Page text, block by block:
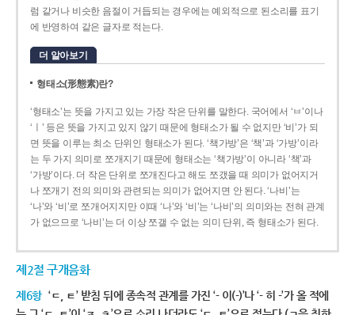
럼 같거나 비슷한 음절이 거듭되는 경우에는 예외적으로 된소리를 표기
에 반영하여 같은 글자로 적는다.
더 알아보기
형태소(形態素)란?
‘형태소’는 뜻을 가지고 있는 가장 작은 단위를 말한다. 국어에서 ‘ㅂ’이나
‘ㅣ’ 등은 뜻을 가지고 있지 않기 때문에 형태소가 될 수 없지만 ‘비’가 되
면 뜻을 이루는 최소 단위인 형태소가 된다. ‘책가방’은 ‘책’과 ‘가방’이라
는 두 가지 의미로 쪼개지기 때문에 형태소는 ‘책가방’이 아니라 ‘책’과
‘가방’이다. 더 작은 단위로 쪼개진다고 해도 쪼갰을 때 의미가 없어지거
나 쪼개기 전의 의미와 관련되는 의미가 없어지면 안 된다. ‘나비’는
‘나’와 ‘비’로 쪼개어지지만 이때 ‘나’와 ‘비’는 ‘나비’의 의미와는 전혀 관계
가 없으므로 ‘나비’는 더 이상 쪼갤 수 없는 의미 단위, 즉 형태소가 된다.
제2절 구개음화
제6항 ‘ㄷ, ㅌ’ 받침 뒤에 종속적 관계를 가진 ‘- 이(-)’나 ‘- 히 -’가 올 적에